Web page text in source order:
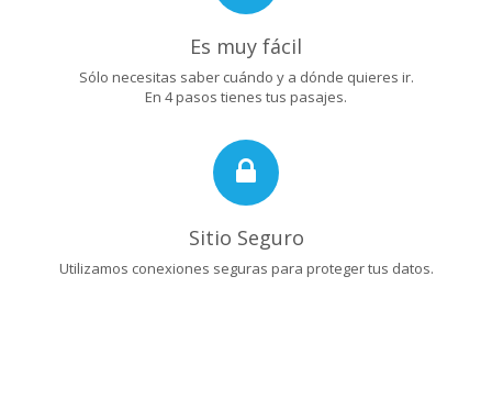
Es muy fácil
Sólo necesitas saber cuándo y a dónde quieres ir.
En 4 pasos tienes tus pasajes.
Sitio Seguro
Utilizamos conexiones seguras para proteger tus datos.